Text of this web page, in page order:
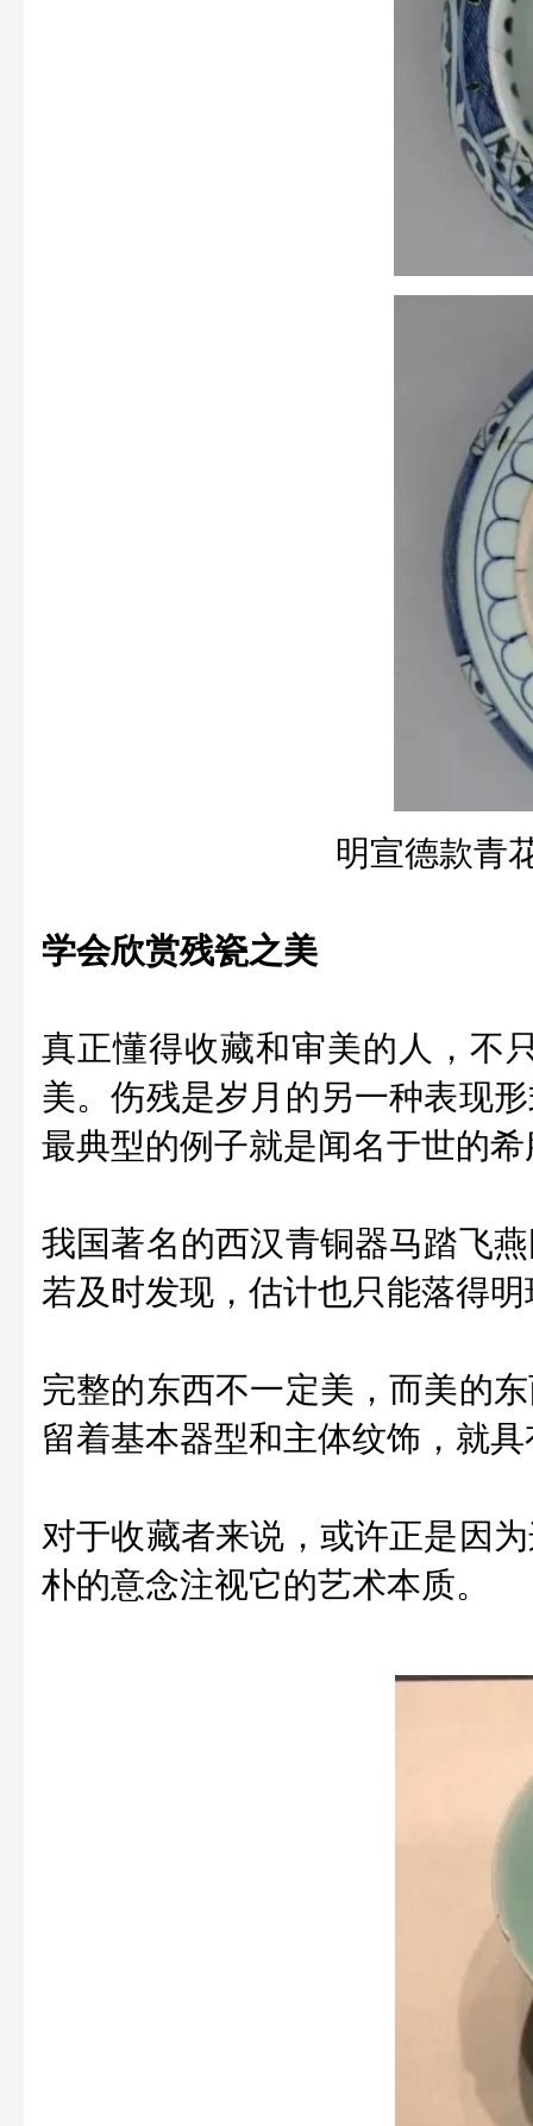
明宣德款青
学会欣赏残瓷之美
真正懂得收藏和审美的人，不
美。伤残是岁月的另一种表现
最典型的例子就是闻名于世的
我国著名的西汉青铜器马踏飞燕
若及时发现，估计也只能落得
完整的东西不一定美，而美的
留着基本器型和主体纹饰，就
对于收藏者来说，或许正是因
朴的意念注视它的艺术本质。